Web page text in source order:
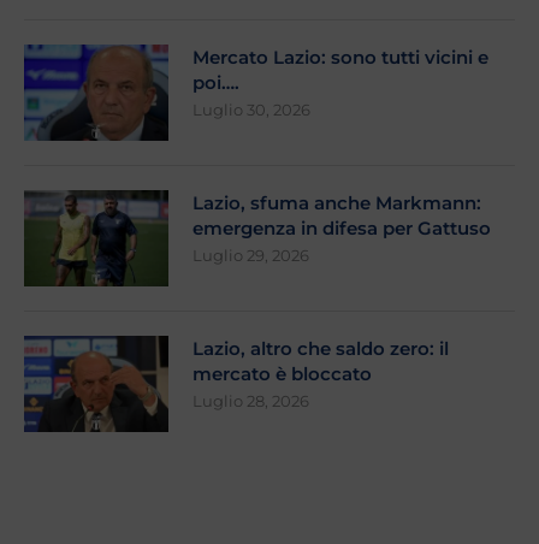
Mercato Lazio: sono tutti vicini e
poi….
Luglio 30, 2026
Lazio, sfuma anche Markmann:
emergenza in difesa per Gattuso
Luglio 29, 2026
Lazio, altro che saldo zero: il
mercato è bloccato
Luglio 28, 2026